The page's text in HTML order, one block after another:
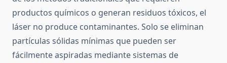
productos químicos o generan residuos tóxicos, el
láser no produce contaminantes. Solo se eliminan
partículas sólidas mínimas que pueden ser
fácilmente aspiradas mediante sistemas de